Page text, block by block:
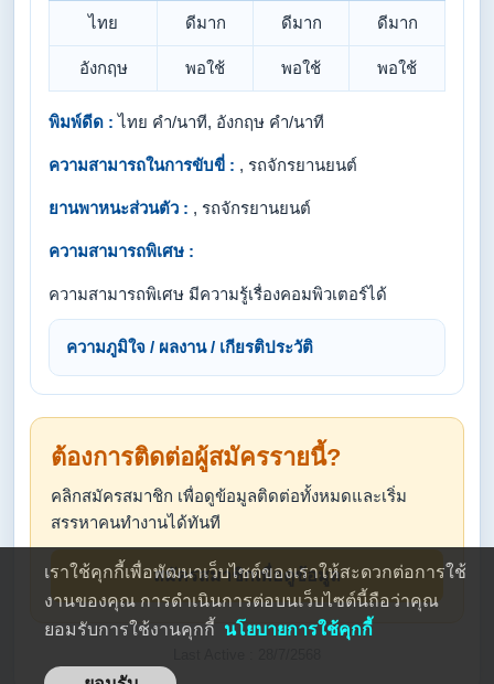
ไทย ดีมาก ดีมาก ดีมาก
อังกฤษ พอใช้ พอใช้ พอใช้
พิมพ์ดีด : ไทย คำ/นาที, อังกฤษ คำ/นาที
ความสามารถในการขับขี่ : , รถจักรยานยนต์
ยานพาหนะส่วนตัว : , รถจักรยานยนต์
ความสามารถพิเศษ :
ความสามารถพิเศษ มีความรู้เรื่องคอมพิวเตอร์ได้
ความภูมิใจ / ผลงาน / เกียรติประวัติ
ต้องการติดต่อผู้สมัครรายนี้?
คลิกสมัครสมาชิก เพื่อดูข้อมูลติดต่อทั้งหมดและเริ่ม
สรรหาคนทำงานได้ทันที
สมัครสมาชิกเพื่อดูข้อมูล
เราใช้คุกกี้เพื่อพัฒนาเว็บไซต์ของเราให้สะดวกต่อการใช้
งานของคุณ การดำเนินการต่อบนเว็บไซต์นี้ถือว่าคุณ
ยอมรับการใช้งานคุกกี้ นโยบายการใช้คุกกี้